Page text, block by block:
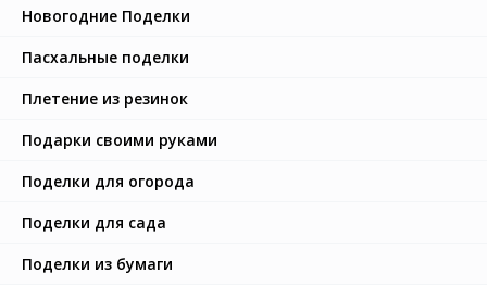
Новогодние Поделки
Пасхальные поделки
Плетение из резинок
Подарки своими руками
Поделки для огорода
Поделки для сада
Поделки из бумаги